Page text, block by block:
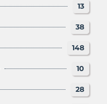
13
38
148
10
28